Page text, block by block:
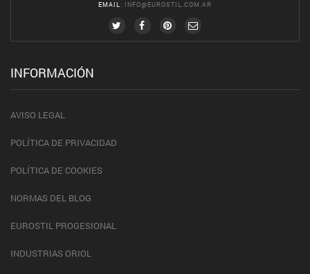
EMAIL : INFO@EUROSTIL.COM.AR
INFORMACIÓN
AVISO LEGAL
POLÍTICA DE PRIVACIDAD
POLÍTICA DE COOKIES
NORMAS DEL BLOG
EUROSTIL PROGESIONAL
INDUSTRIAS ORIOL